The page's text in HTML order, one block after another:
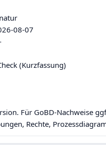
08-07
(Kurzfassung)
Für GoBD-Nachweise
Rechte,